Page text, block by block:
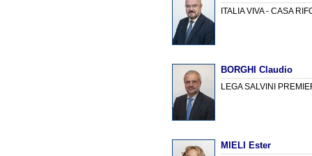
ITALIA VIVA - CASA
BORGHI Claudio
LEGA SALVINI
MIELI Ester